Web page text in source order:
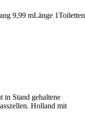
9,99 mLänge 1Toiletten
in Stand gehaltene
Holland mit